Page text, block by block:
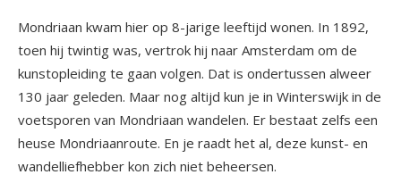
Mondriaan kwam hier op 8-jarige leeftijd wonen. In 1892,
toen hij twintig was, vertrok hij naar Amsterdam om de
kunstopleiding te gaan volgen. Dat is ondertussen alweer
130 jaar geleden. Maar nog altijd kun je in Winterswijk in de
voetsporen van Mondriaan wandelen. Er bestaat zelfs een
heuse Mondriaanroute. En je raadt het al, deze kunst- en
wandelliefhebber kon zich niet beheersen.